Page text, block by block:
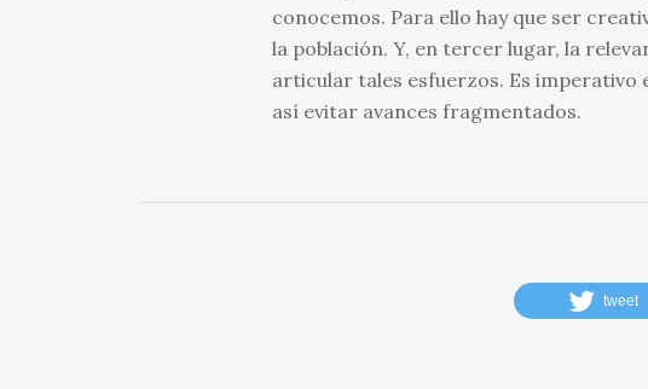
conocemos. Para ello hay que ser
la población. Y, en tercer lugar, la
articular tales esfuerzos. Es
así evitar avances fragmentados.
tweet